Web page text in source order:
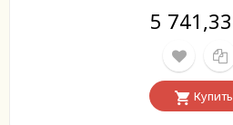
5 741,33
Купить